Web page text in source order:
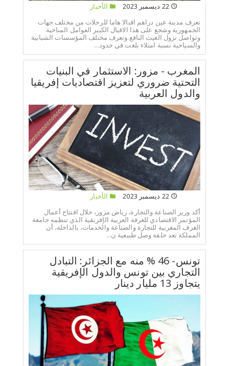
22 ديسمبر 2023
الأخبار
تعرف مدينة عين دراهم اقبالا هاما للرحلات من مختلف جهات
الجمهورية وشجع على هذا الاقبال الكبير العوامل المناخية
وتواصل نزول الغيث النافع.وتعرف مختلف المؤسسات الشبابية
والسياحية نسبة امتلاء بلغت في حدود...
المغرب - مزور: الاستثمار في البنيات
التحتية ضروري لتعزيز اقتصاديات إفريقيا
والدول العربية
22 ديسمبر 2023
الأخبار
أكد وزير الصناعة والتجارة، رياض مزور، خلال افتتاح أعمال
المؤتمر الاقتصادي للغرفة العربية الإفريقية الذي تنظمه جامعة
الغرف المغربية للتجارة والصناعة والخدمات، بالداخلة، أن
المملكة تعد حلقة وصل طبيعية ن...
تونس- 46 % منه مع الجزائر: التبادل
التجاري بين تونس والدول الإفريقية
يتجاوز 13 مليار دينار